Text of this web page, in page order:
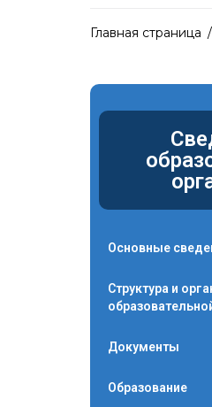
Главная страница /
Основные
Структура и
Документы
Образование